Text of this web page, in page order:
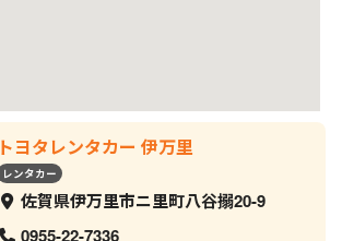
トヨタレンタカー 伊万里
レンタカー
佐賀県伊万里市ニ里町八谷搦20-9
0955-22-7336